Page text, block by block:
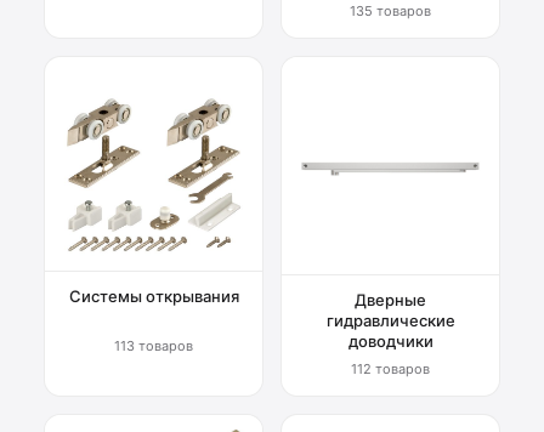
135 товаров
Системы открывания
113 товаров
Дверные
гидравлические
доводчики
112 товаров